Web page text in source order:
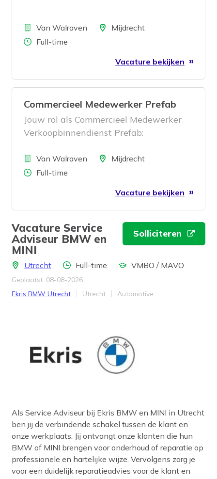
BedrijfVan Walraven LocatieMijdrecht
Aantal uren
Full-time
Vacature bekijken
Commercieel Medewerker Prefab
Jouw rol als Commercieel Medewerker
Verkoopbinnendienst Prefab:
BedrijfVan Walraven LocatieMijdrecht
Aantal uren
Full-time
Vacature bekijken
Vacature Service
Adviseur BMW en
MINI
Solliciteren
LocatieUtrechtAantal uren
Full-time Opleidingsniveau
VMBO / MAVO
Geplaatst: 08-08-2026
Bedrijf
Ekris BMW Utrecht Provincie
Utrecht Werkveld
Automotive
Als Service Adviseur bij Ekris BMW en MINI in Utrecht
ben jij de verbindende schakel tussen de klant en
onze werkplaats. Jij ontvangt onze klanten die hun
BMW of MINI brengen voor onderhoud of reparatie op
professionele en hartelijke wijze. Vervolgens zorg je
voor een duidelijk reparatieadvies voor de klant en